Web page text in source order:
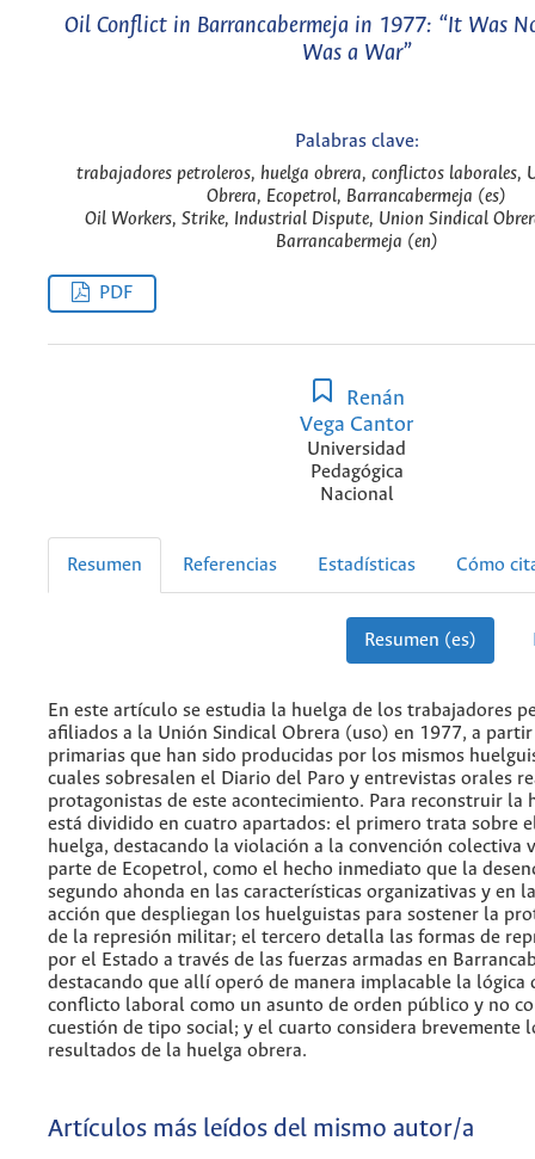
Oil Conflict in Barrancabermeja in 1977: “It Was
Was a War”
Palabras clave:
trabajadores petroleros, huelga obrera, conflictos laborales,
Obrera, Ecopetrol, Barrancabermeja (es)
Oil Workers, Strike, Industrial Dispute, Union Sindical
Barrancabermeja (en)
PDF
Renán
Vega Cantor
Universidad
Pedagógica
Nacional
Resumen Referencias Estadísticas Cómo
Resumen (es)
En este artículo se estudia la huelga de los trabajadores
afiliados a la Unión Sindical Obrera (uso) en 1977, a
primarias que han sido producidas por los mismos
cuales sobresalen el Diario del Paro y entrevistas orales
protagonistas de este acontecimiento. Para reconstruir la
está dividido en cuatro apartados: el primero trata sobre
huelga, destacando la violación a la convención colectiva
parte de Ecopetrol, como el hecho inmediato que la
segundo ahonda en las características organizativas y en
acción que despliegan los huelguistas para sostener la
de la represión militar; el tercero detalla las formas de
por el Estado a través de las fuerzas armadas en
destacando que allí operó de manera implacable la lógica
conflicto laboral como un asunto de orden público y no
cuestión de tipo social; y el cuarto considera brevemente
resultados de la huelga obrera.
Artículos más leídos del mismo autor/a